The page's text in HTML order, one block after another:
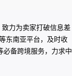
力为卖家打破信息差
东南亚平台，及时收
必备跨境服务，力求中